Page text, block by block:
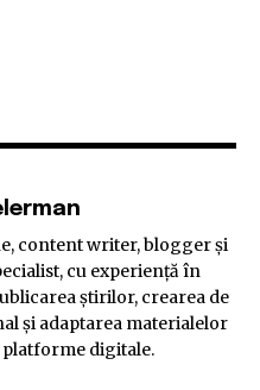
content writer, blogger și
cu experiență în
știrilor, crearea de
și adaptarea materialelor
digitale.